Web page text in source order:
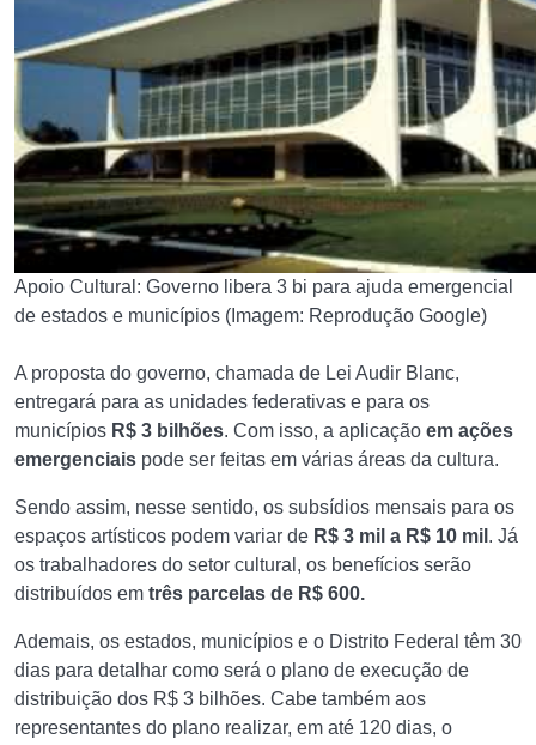
Apoio Cultural: Governo libera 3 bi para ajuda emergencial
de estados e municípios (Imagem: Reprodução Google)
A proposta do governo, chamada de Lei Audir Blanc,
entregará para as unidades federativas e para os
municípios R$ 3 bilhões. Com isso, a aplicação em ações
emergenciais pode ser feitas em várias áreas da cultura.
Sendo assim, nesse sentido, os subsídios mensais para os
espaços artísticos podem variar de R$ 3 mil a R$ 10 mil . Já
os trabalhadores do setor cultural, os benefícios serão
distribuídos em três parcelas de R$ 600.
Ademais, os estados, municípios e o Distrito Federal têm 30
dias para detalhar como será o plano de execução de
distribuição dos R$ 3 bilhões. Cabe também aos
representantes do plano realizar, em até 120 dias, o